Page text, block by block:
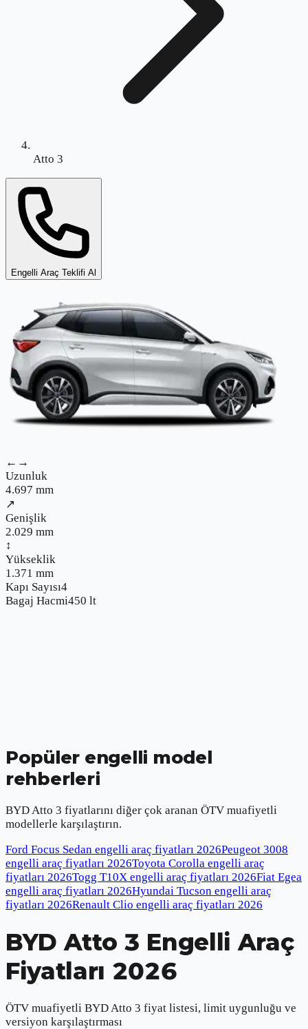
Atto 3
Engelli Araç Teklifi Al
←→
Uzunluk
4.697 mm
↗
Genişlik
2.029 mm
↕
Yükseklik
1.371 mm
Kapı Sayısı4
Bagaj Hacmi450 lt
Popüler engelli model
rehberleri
BYD Atto 3 fiyatlarını diğer çok aranan ÖTV muafiyetli
modellerle karşılaştırın.
Ford Focus Sedan engelli araç fiyatları 2026Peugeot 3008
engelli araç fiyatları 2026Toyota Corolla engelli araç
fiyatları 2026Togg T10X engelli araç fiyatları 2026Fiat Egea
engelli araç fiyatları 2026Hyundai Tucson engelli araç
fiyatları 2026Renault Clio engelli araç fiyatları 2026
BYD Atto 3 Engelli Araç
Fiyatları 2026
ÖTV muafiyetli BYD Atto 3 fiyat listesi, limit uygunluğu ve
versiyon karşılaştırması